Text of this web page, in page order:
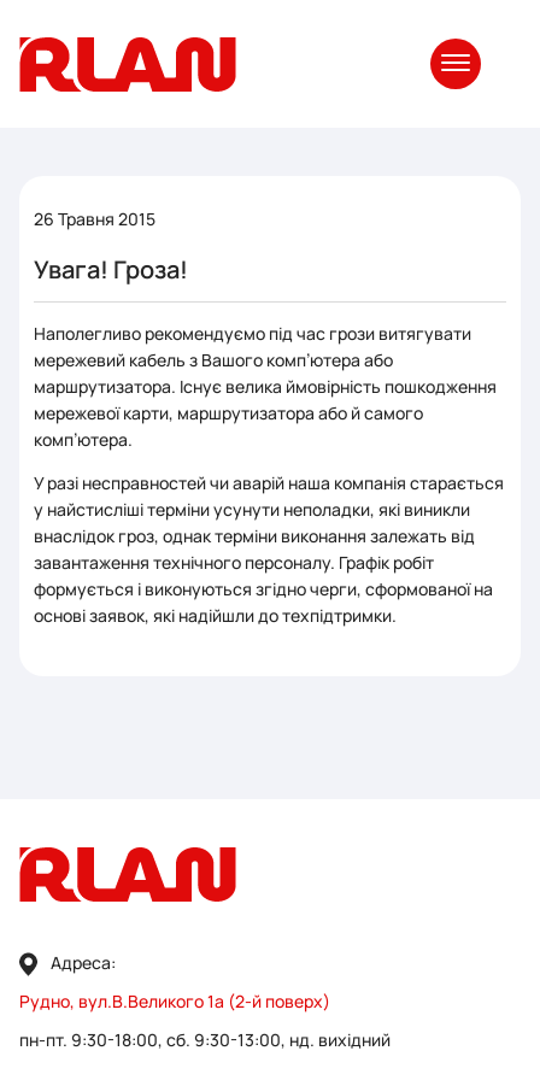
26 Травня 2015
Увага! Гроза!
Наполегливо рекомендуємо під час грози витягувати
мережевий кабель з Вашого комп’ютера або
маршрутизатора. Існує велика ймовірність пошкодження
мережевої карти, маршрутизатора або й самого
комп’ютера.
У разі несправностей чи аварій наша компанія старається
у найстисліші терміни усунути неполадки, які виникли
внаслідок гроз, однак терміни виконання залежать від
завантаження технічного персоналу. Графік робіт
формується і виконуються згідно черги, сформованої на
основі заявок, які надійшли до техпідтримки.
Адреса:
Рудно, вул.В.Великого 1а (2-й поверх)
пн-пт. 9:30-18:00, сб. 9:30-13:00, нд. вихідний